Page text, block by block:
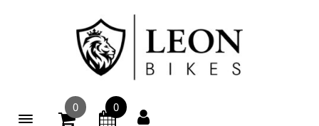
Toggle navigation
0 0